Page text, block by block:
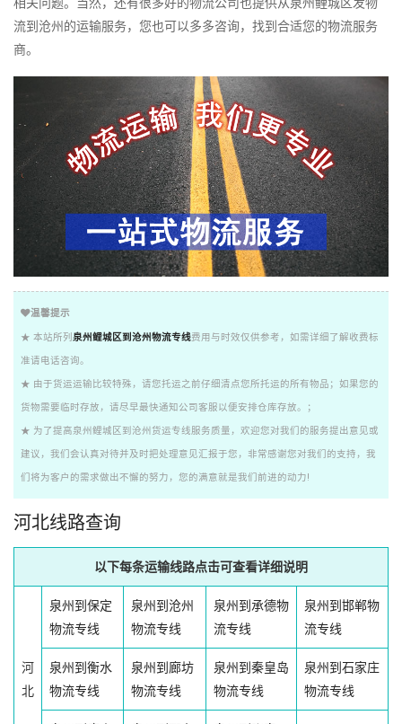
相关问题。当然，还有很多好的物流公司也提供从泉州鲤城区发物
流到沧州的运输服务，您也可以多多咨询，找到合适您的物流服务
商。
温馨提示
★ 本站所列 泉州鲤城区到沧州物流专线费用与时效仅供参考，如需详细了解收费标
准请电话咨询。
★ 由于货运运输比较特殊，请您托运之前仔细清点您所托运的所有物品；如果您的
货物需要临时存放，请尽早最快通知公司客服以便安排仓库存放。；
★ 为了提高泉州鲤城区到沧州货运专线服务质量，欢迎您对我们的服务提出意见或
建议，我们会认真对待并及时把处理意见汇报于您，非常感谢您对我们的支持，我
们将为客户的需求做出不懈的努力，您的满意就是我们前进的动力!
河北线路查询
以下每条运输线路点击可查看详细说明
河
北
泉州到保定
物流专线
泉州到沧州
物流专线
泉州到承德物
流专线
泉州到邯郸物
流专线
泉州到衡水
物流专线
泉州到廊坊
物流专线
泉州到秦皇岛
物流专线
泉州到石家庄
物流专线